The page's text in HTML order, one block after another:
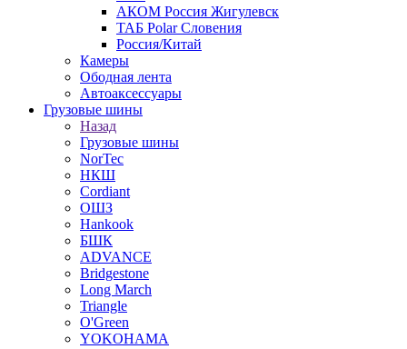
АКОМ Россия Жигулевск
ТАБ Polar Словения
Россия/Китай
Камеры
Ободная лента
Автоаксессуары
Грузовые шины
Назад
Грузовые шины
NorTec
НКШ
Cordiant
ОШЗ
Hankook
БШК
ADVANCE
Bridgestone
Long March
Triangle
O'Green
YOKOHAMA